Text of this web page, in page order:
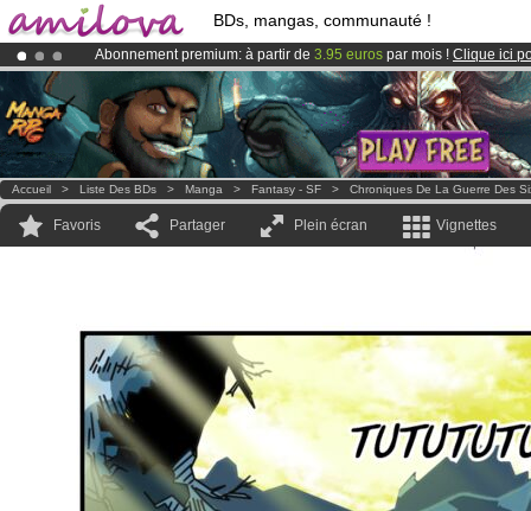
BDs, mangas, communauté !
Abonnement premium: à partir de 3.95 euros par mois ! Clique ici
LeKickstarter Amilova est désormais lancé!.
Déjà 100000membreset 1000BDs & Mangas!
Accueil > Liste Des BDs > Manga > Fantasy - SF > Chroniques De La Guerre Des
Favoris Partager Plein écran Vignettes